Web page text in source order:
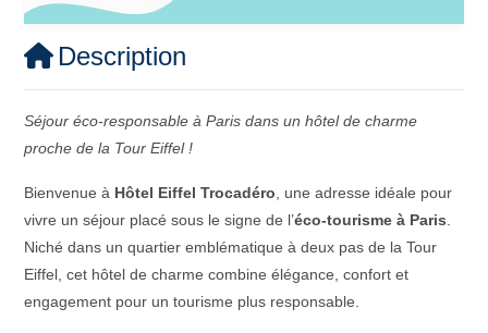
Description
Séjour éco-responsable à Paris dans un hôtel de charme
proche de la Tour Eiffel !
Bienvenue à Hôtel Eiffel Trocadéro , une adresse idéale pour
vivre un séjour placé sous le signe de l’éco-tourisme à Paris
Niché dans un quartier emblématique à deux pas de la Tour
Eiffel, cet hôtel de charme combine élégance, confort et
engagement pour un tourisme plus responsable.